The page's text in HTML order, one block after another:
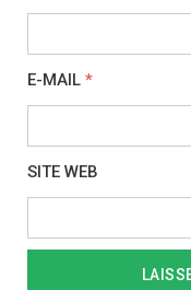
E-MAIL *
SITE WEB